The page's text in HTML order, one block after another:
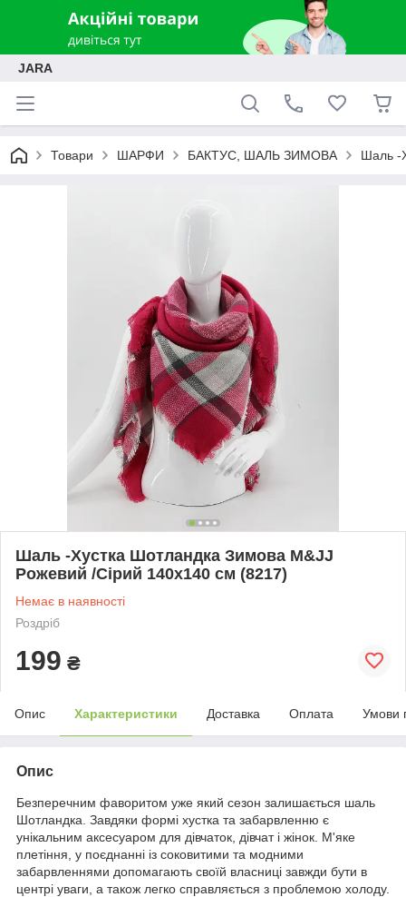
JARA
Товари ШАРФИ БАКТУС, ШАЛЬ ЗИМОВА Шаль -
Шаль -Хустка Шотландка Зимова M&JJ
Рожевий /Сірий 140х140 см (8217)
Немає в наявності
Роздріб
199 ₴
Опис Характеристики Доставка Оплата Умови
Опис
Безперечним фаворитом уже який сезон залишається шаль
Шотландка. Завдяки формі хустка та забарвленню є
унікальним аксесуаром для дівчаток, дівчат і жінок. М'яке
плетіння, у поєднанні із соковитими та модними
забарвленнями допомагають своїй власниці завжди бути в
центрі уваги, а також легко справляється з проблемою холоду.